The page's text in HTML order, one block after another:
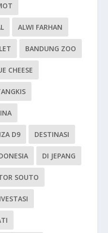
ALWI FARHAN
BANDUNG ZOO
CHEESE
D9 DESTINASI
DI JEPANG
SOUTO